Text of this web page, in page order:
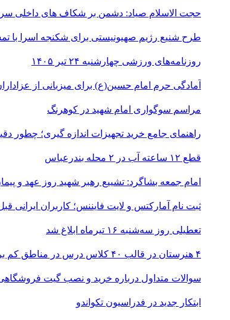
حجت الاسلام صیاد: دشمن بر شکاف‌ های داخلی
طرح شنیع رژیم صهیونیستی برای شکنجه اسرا با
روزنامه‌های ورزشی چهارشنبه ۲۴ تیر ۱۴۰۵
آمادگی حرم امام حسین(ع) برای میزبانی از
مراسم سوگواری امام شهید در کوهرنگ
راهنمای جامع خرید تجهیزات اندازه گیری؛ چطور
قطع ۱۲ ساعته آب در ۲ محله بندرعباس
امام جمعه بشاگرد: تشییع رهبر شهید روز عهد و
ثبت نام آمارکتس و لایت فایننس؛ کاربران ایرانی
تعطیلی روز سه‌شنبه ۱۶ تیرماه ابلاغ شد
۴ هنرستان در قالب ۴۰ کلاس درس در مناطق کم برخوردار ساخته می‌شود
سوالات متداول درباره خرید و نصب گیت
ابتکار جدید در فدراسیون تکواندو